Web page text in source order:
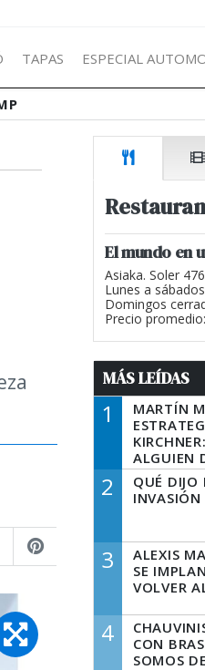
TAPAS ESPECIAL
El mundo en
Asiaka. Soler
Lunes a
Domingos
Precio
MÁS LEÍDAS
1
MARTÍN
ALGUIEN
DECIR A
TIENE
2
QUÉ DIJO
3
ALEXIS
SE
VOLVER
4
CON
SOMOS